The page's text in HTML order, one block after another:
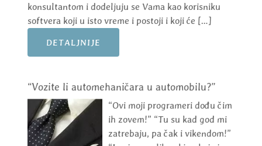
konsultantom i dodeljuju se Vama kao korisniku
softvera koji u isto vreme i postoji i koji će […]
DETALJNIJE
“Vozite li automehaničara u automobilu?”
“Ovi moji programeri dođu čim
ih zovem!” “Tu su kad god mi
zatrebaju, pa čak i vikendom!”